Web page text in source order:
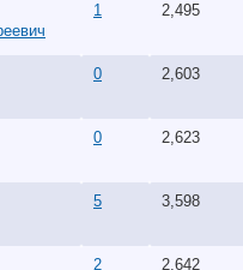
1 2,495
0 2,603
0 2,623
5 3,598
2 2,642